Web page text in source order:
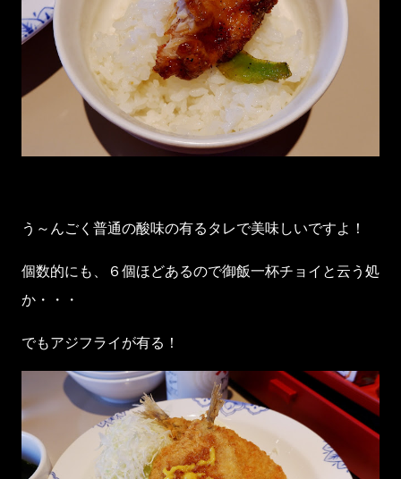
う～んごく普通の酸味の有るタレで美味しいですよ！
個数的にも、６個ほどあるので御飯一杯チョイと云う処
か・・・
でもアジフライが有る！